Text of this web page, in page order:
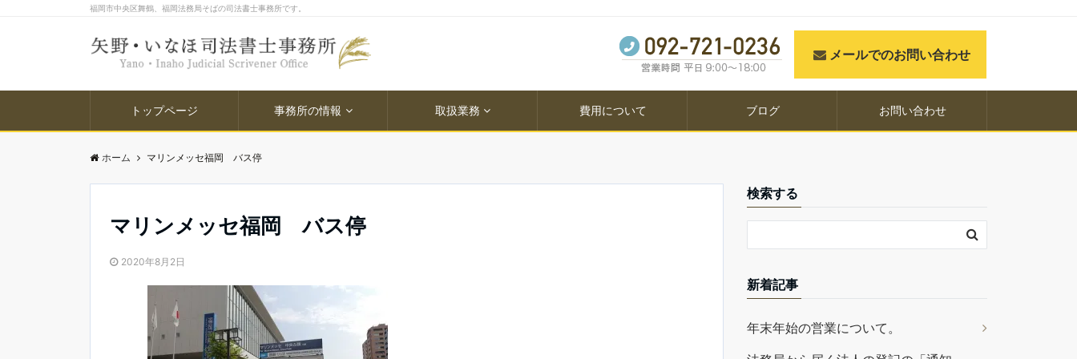
福岡市中央区舞鶴、福岡法務局そばの司法書士事務所です。
メールでのお問い合わせ
トップページ 事務所の情報 取扱業務 費用について ブログ お問い合わせ
ホーム マリンメッセ福岡 バス停
マリンメッセ福岡 バス停
2020年8月2日
検索する
新着記事
年末年始の営業について。